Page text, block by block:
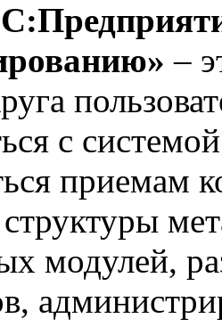
–
с
приемам
модулей,